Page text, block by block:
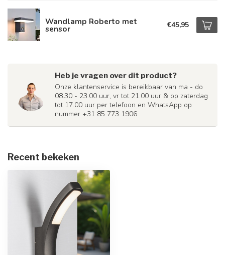
Wandlamp Roberto met
sensor €45,95
Heb je vragen over dit product?
Onze klantenservice is bereikbaar van ma - do
08.30 - 23.00 uur, vr tot 21.00 uur & op zaterdag
tot 17.00 uur per telefoon en WhatsApp op
nummer +31 85 773 1906
Recent bekeken